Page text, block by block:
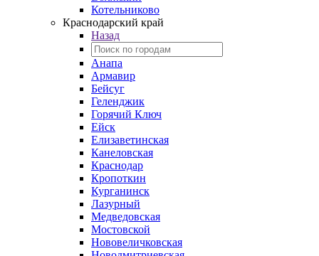
Котельниково
Краснодарский край
Назад
Анапа
Армавир
Бейсуг
Геленджик
Горячий Ключ
Ейск
Елизаветинская
Канеловская
Краснодар
Кропоткин
Курганинск
Лазурный
Медведовская
Мостовской
Нововеличковская